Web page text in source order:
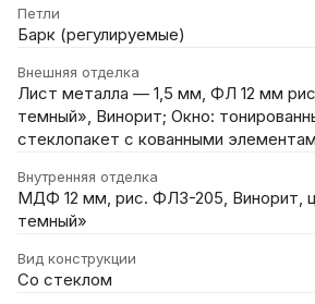
Петли
Барк (регулируемые)
Внешняя отделка
Лист металла — 1,5 мм, ФЛ 12 мм
темный», Винорит; Окно:
стеклопакет с кованными
Внутренняя отделка
МДФ 12 мм, рис. ФЛЗ-205, Винорит,
темный»
Вид конструкции
Со стеклом